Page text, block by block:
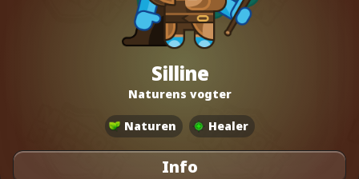
Silline
Naturens vogter
Naturen Healer
Info